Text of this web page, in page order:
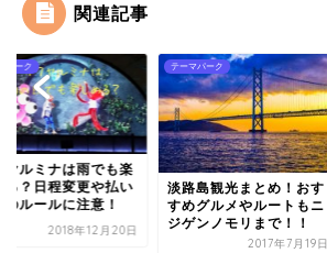
関連記事
パーク
ヤルミナは雨でも楽
る？日程変更や払い
のルールに注意！
2018年12月20日
テーマパーク
淡路島観光まとめ！おす
すめグルメやルートもニ
ジゲンノモリまで！！
2017年7月19日